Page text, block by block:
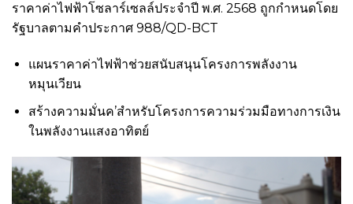
ราคาค่าไฟฟ้าโซลาร์เซลล์ประจำปี พ.ศ. 2568 ถูกกำหนดโดย
รัฐบาลตามคำประกาศ 988/QD-BCT
แผนราคาค่าไฟฟ้าช่วยสนับสนุนโครงการพลังงาน
หมุนเวียน
สร้างความมั่นค’สำหรับโครงการความร่วมมือทางการเงิน
ในพลังงานแสงอาทิตย์